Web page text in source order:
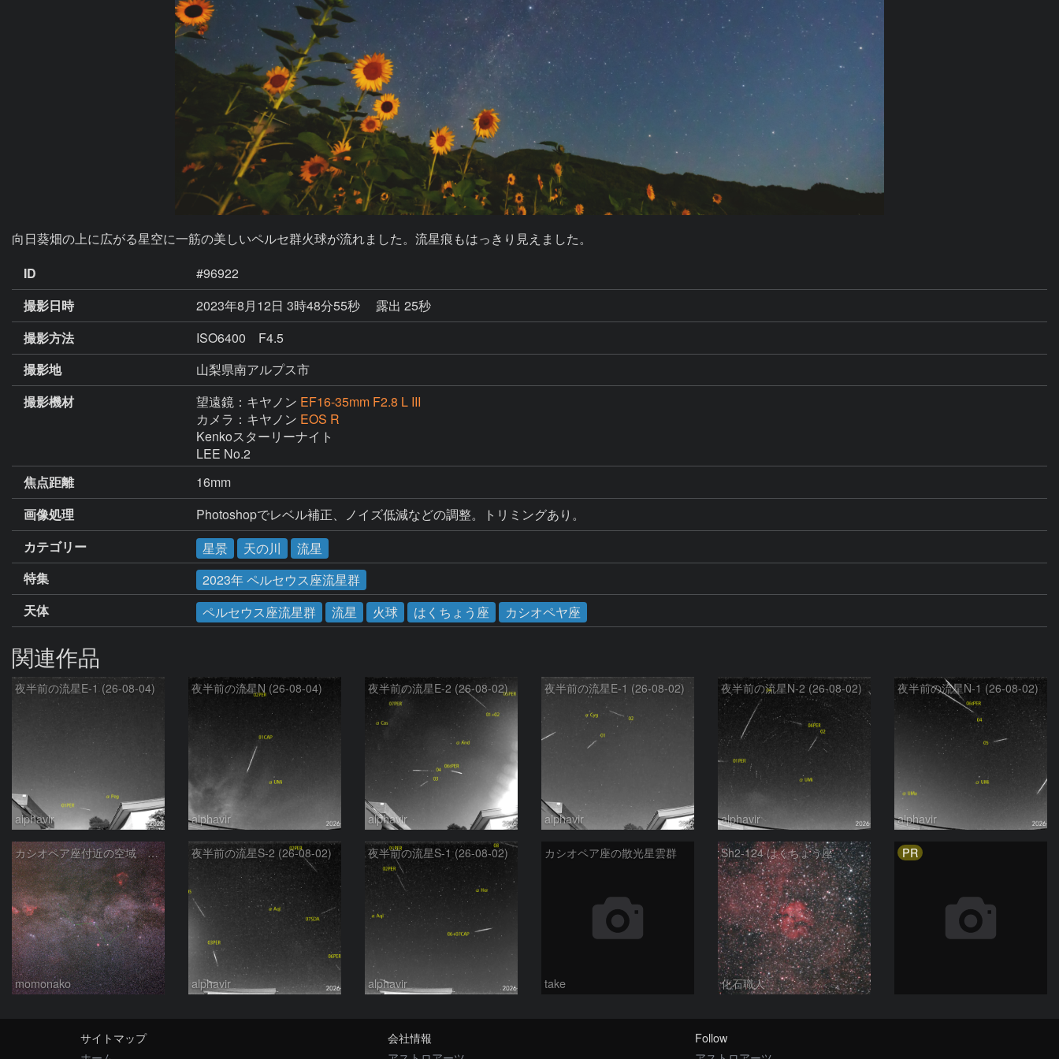
向日葵畑の上に広がる星空に一筋の美しいペルセ群火球が流れました。流星痕もはっきり見えました。
ID
#96922
撮影日時
2023年8月12日 3時48分55秒
露出 25秒
撮影方法
ISO6400 F4.5
撮影地
山梨県南アルプス市
撮影機材
望遠鏡：キヤノン EF16-35mm F2.8 L III
カメラ：キヤノン EOS R
Kenkoスターリーナイト
LEE No.2
焦点距離
16mm
画像処理
Photoshopでレベル補正、ノイズ低減などの調整。トリミングあり。
カテゴリー
星景 天の川
流星
特集
2023年 ペルセウス座流星群
天体
ペルセウス座流星群 流星 火球 はくちょう座 カシオペヤ座
関連作品
夜半前の流星E-1 (26-08-04)
alphavir
夜半前の流星N (26-08-04)
alphavir
夜半前の流星E-2 (26-08-02)
alphavir
夜半前の流星E-1 (26-08-02)
alphavir
夜半前の流星N-2 (26-08-02)
alphavir
夜半前の流星N-1 (26-08-02)
alphavir
カシオペア座付近の空域 260720
momonako
夜半前の流星S-2 (26-08-02)
alphavir
夜半前の流星S-1 (26-08-02)
alphavir
カシオペア座の散光星雲群
take
Sh2-124 はくちょう座
化石職人
PR
サイトマップ
会社情報
Follow